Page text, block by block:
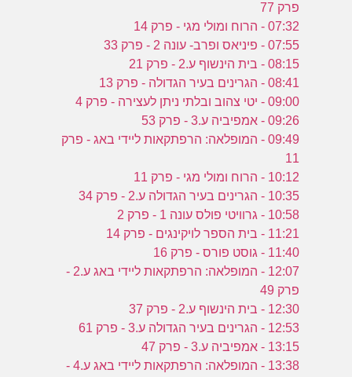
פרק 77
07:32 - הרוח ומולי מגי - פרק 14
07:55 - פיניאס ופרב- עונה 2 - פרק 33
08:15 - בית הינשוף ע.2 - פרק 21
08:41 - הגרינים בעיר הגדולה - פרק 13
09:00 - יטי צהוב ובלתי ניתן לעצירה - פרק 4
09:26 - אמפיביה ע.3 - פרק 53
09:49 - המופלאה: הרפתקאות ליידי באג - פרק
11
10:12 - הרוח ומולי מגי - פרק 11
10:35 - הגרינים בעיר הגדולה ע.2 - פרק 34
10:58 - גרוויטי פולס עונה 1 - פרק 2
11:21 - בית הספר לויקינגים - פרק 14
11:40 - גוסט פורס - פרק 16
12:07 - המופלאה: הרפתקאות ליידי באג ע.2 -
פרק 49
12:30 - בית הינשוף ע.2 - פרק 37
12:53 - הגרינים בעיר הגדולה ע.3 - פרק 61
13:15 - אמפיביה ע.3 - פרק 47
13:38 - המופלאה: הרפתקאות ליידי באג ע.4 -